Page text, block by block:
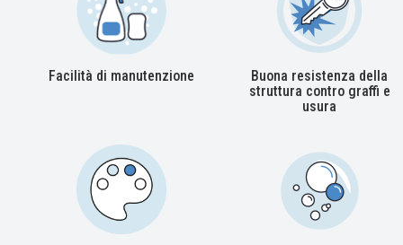
Facilità di manutenzione
Buona resistenza della
struttura contro graffi e
usura